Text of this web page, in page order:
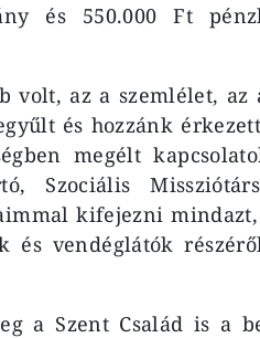
és 550.000 Ft
volt, az a szemlélet, az
és hozzánk
megélt
Szociális
kifejezni
és vendéglátók
a Szent Család is a